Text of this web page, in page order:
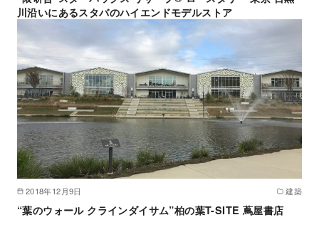
川沿いにあるスタバのハイエンドモデルストア
2018年12月9日 建築
“葉のウォール クラインダイサム”柏の葉T-SITE 蔦屋書店